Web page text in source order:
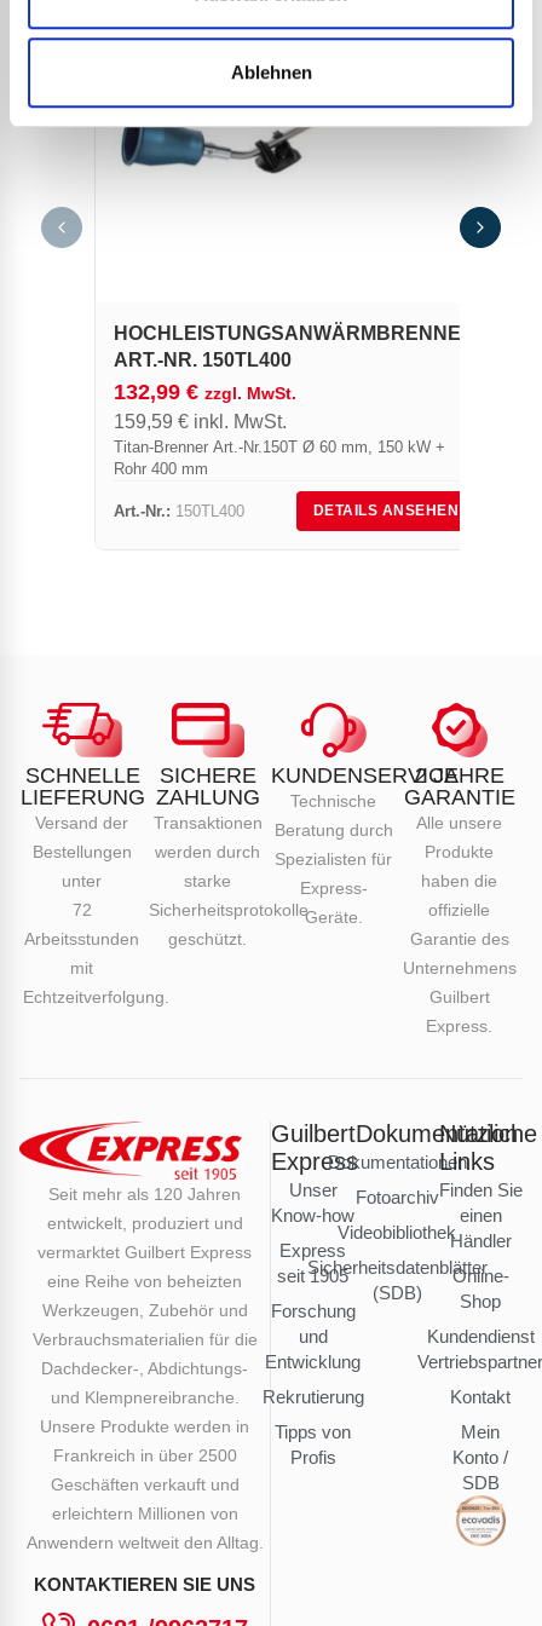
Ablehnen
HOCHLEISTUNGSANWÄRMBRENNER
ART.-NR. 150TL400
132,99 € zzgl. MwSt.
159,59 € inkl. MwSt.
Titan-Brenner Art.-Nr.150T Ø 60 mm, 150 kW +
Rohr 400 mm
Art.-Nr.: 150TL400 DETAILS ANSEHEN
SCHNELLE
LIEFERUNG
Versand der
Bestellungen
unter
72
Arbeitsstunden
mit
Echtzeitverfolgung.
SICHERE
ZAHLUNG
Transaktionen
werden durch
starke
Sicherheitsprotokolle
geschützt.
KUNDENSERVICE
Technische
Beratung durch
Spezialisten für
Express-
Geräte.
2 JAHRE
GARANTIE
Alle unsere
Produkte
haben die
offizielle
Garantie des
Unternehmens
Guilbert
Express.
Seit mehr als 120 Jahren
entwickelt, produziert und
vermarktet Guilbert Express
eine Reihe von beheizten
Werkzeugen, Zubehör und
Verbrauchsmaterialien für die
Dachdecker-, Abdichtungs-
und Klempnereibranche.
Unsere Produkte werden in
Frankreich in über 2500
Geschäften verkauft und
erleichtern Millionen von
Anwendern weltweit den Alltag.
KONTAKTIEREN SIE UNS
Guilbert
Express
Unser
Know-how
Express
seit 1905
Forschung
und
Entwicklung
Rekrutierung
Tipps von
Profis
Dokumentation
Dokumentationen
Fotoarchiv
Videobibliothek
Sicherheitsdatenblätter
(SDB)
Nützliche
Links
Finden Sie
einen
Händler
Online-
Shop
Kundendienst
Kontakt
Mein
Konto /
SDB